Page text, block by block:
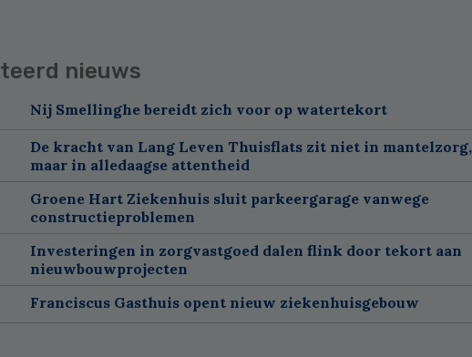
nieuws
Nij Smellinghe bereidt zich voor op watertekort
De kracht van Lang Leven Thuisflats zit niet in mantelzorg,
maar in alledaagse attentheid
Groene Hart Ziekenhuis sluit parkeergarage vanwege
constructieproblemen
Investeringen in zorgvastgoed dalen flink door tekort aan
nieuwbouwprojecten
Franciscus Gasthuis opent nieuw ziekenhuisgebouw